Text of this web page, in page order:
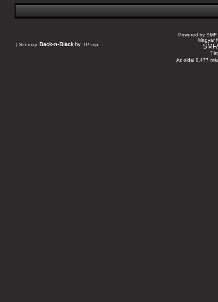
| Sitemap Back-n-Black by TP-crip
Powered by SMF
Magyar
Az oldal 0.477